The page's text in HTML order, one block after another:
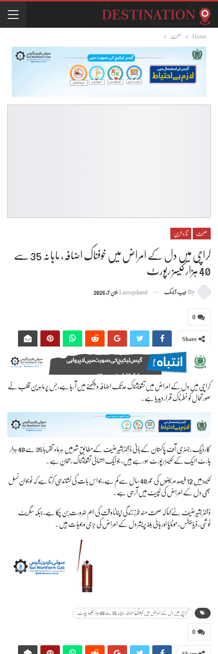
Home صحت
صحت تازہ ترین
کراچی میں دل کے امراض میں خوفناک اضافہ، ماہانہ 35 سے
40 ہزار کیسز رپورٹ
By ویب ڈیسک Last updated جون 7, 2026
0
Share
کراچی میں دل کے امراض میں تشویشناک حد تک اضافہ دیکھنے میں آ رہا ہے،جس پر ماہرینِ قلب نے
صورتحال کو خطرناک قرار دیدیا ہے۔
کارڈیک رجسٹری آف پاکستان کےبانی ڈاکٹربشیرحنیف کےمطابق شہرمیں ہرماہ تقریباً 35 سے 40 ہزار
ہارٹ اٹیک کے کیسز رپورٹ ہو رہے ہیں، جو ایک انتہائی تشویشناک رجحان ہے۔
کیسز میں 12 فیصد مریضوں کی عمر 40 سال سے کم ہے،جو اس بات کی نشاندہی کرتا ہے کہ نوجوان نسل
بھی دل کے امراض کی لپیٹ میں آ رہی ہے۔
ڈاکٹر بشیرحنیف نےکہاکہ صحت مند طرزِ زندگی اپنانا وقت کی اہم ضرورت بن چکا ہے،جبکہ سگریٹ
نوشی، ذیابیطس، موٹاپا اور ہائی بلڈ پریشر دل کے امراض کی بڑی وجوہات ہیں۔
کراچی میں دل کے امراض میں خوفناک اضافہ، ماہانہ 35 سے 40 ہزار کیسز رپورٹ
0